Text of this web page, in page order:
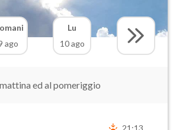
ago
Lu
10 ago
ed al pomeriggio